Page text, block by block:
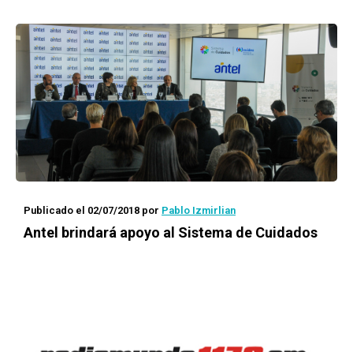
Publicado el 02/07/2018 por Pablo Izmirlian
Antel brindará apoyo al Sistema de Cuidados